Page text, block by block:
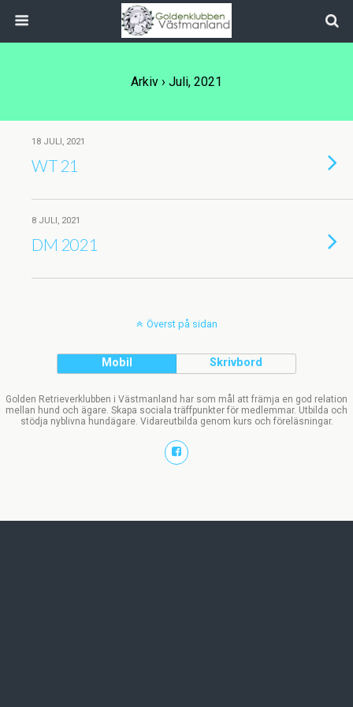
Arkiv › Juli, 2021
18 JULI, 2021
WT 21
8 JULI, 2021
DM 2021
Överst på sidan
Mobil Skrivbord
Golden Retrieverklubben i Västmanland har som mål att främja en god relation
mellan hund och ägare. Skapa sociala träffpunkter för medlemmar. Utbilda och
stödja nyblivna hundägare. Vidareutbilda genom kurs och föreläsningar.